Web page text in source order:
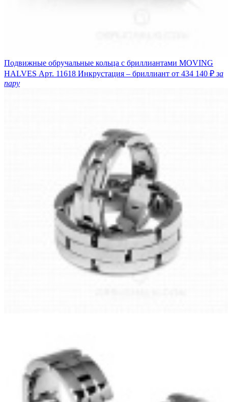
Подвижные обручальные кольца с бриллиантами MOVING
HALVES Арт. 11618 Инкрустация – бриллиант от 434 140 ₽за
пару